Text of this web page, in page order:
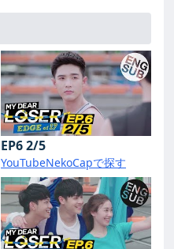
EP6 2/5
YouTubeNekoCapで探す